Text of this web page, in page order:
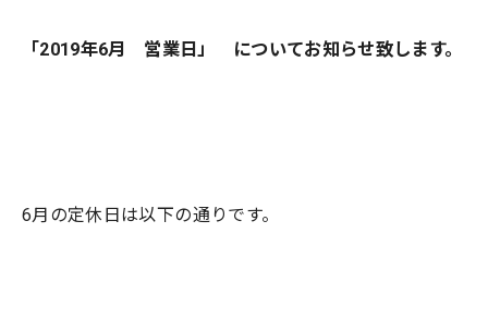
「2019年6月 営業日」 についてお知らせ致します。
6月の定休日は以下の通りです。